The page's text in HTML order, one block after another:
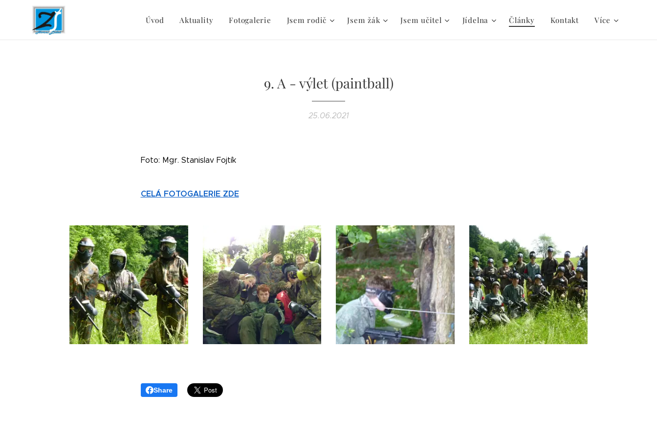
Úvod Aktuality Fotogalerie Jsem rodič Jsem žák Jsem učitel Jídelna Články Kontakt Více
9. A - výlet (paintball)
25.06.2021
Foto: Mgr. Stanislav Fojtík
CELÁ FOTOGALERIE ZDE
Share